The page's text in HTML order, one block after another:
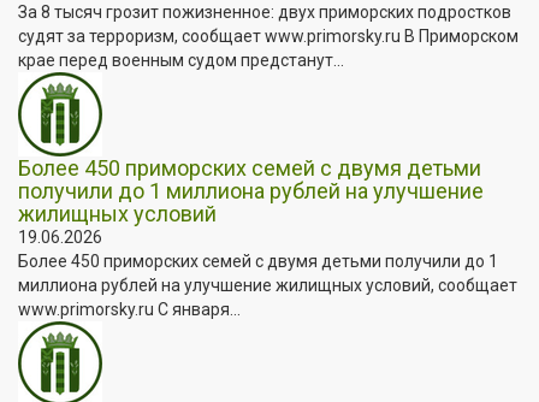
За 8 тысяч грозит пожизненное: двух приморских подростков
судят за терроризм, сообщает www.primorsky.ru В Приморском
крае перед военным судом предстанут...
Более 450 приморских семей с двумя детьми
получили до 1 миллиона рублей на улучшение
жилищных условий
19.06.2026
Более 450 приморских семей с двумя детьми получили до 1
миллиона рублей на улучшение жилищных условий, сообщает
www.primorsky.ru С января...